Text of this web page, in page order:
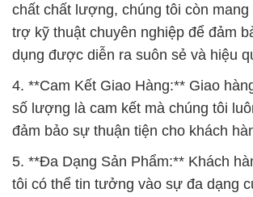
chất chất lượng, chúng tôi còn mang
trợ kỹ thuật chuyên nghiệp để đảm
dụng được diễn ra suôn sẻ và hiệu
4. **Cam Kết Giao Hàng:** Giao
số lượng là cam kết mà chúng tôi
đảm bảo sự thuận tiện cho khách
5. **Đa Dạng Sản Phẩm:** Khách
tôi có thể tin tưởng vào sự đa dạng